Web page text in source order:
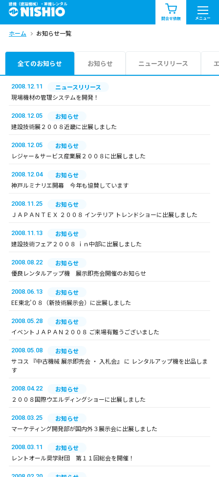
建機（建設機械）・重機レンタル
問合せ依頼 メニュー
商品一覧 お知らせ一覧
問合せ依頼リスト
エリア情報を見る
ホーム お知らせ一覧
全てのお知らせ お知らせ ニュースリリース
2008.12.11
ニュースリリース
現場機材の管理システムを開発！
2008.12.05
お知らせ
建設技術展２００８近畿に出展しました
2008.12.05
お知らせ
レジャー＆サービス産業展２００８に出展しました
2008.12.04
お知らせ
神戸ルミナリエ開幕 今年も協賛しています
2008.11.25
お知らせ
ＪＡＰＡＮＴＥＸ ２００８ インテリア トレンドショーに出展しました
2008.11.13
お知らせ
建設技術フェア２００８ ｉｎ中部に出展しました
2008.08.22
お知らせ
優良レンタルアップ機 展示即売会開催のお知らせ
2008.06.13
お知らせ
EE東北’０８（新技術展示会）に出展しました
2008.05.28
お知らせ
イベントＪＡＰＡＮ２００８ ご来場有難うございました
2008.05.08
お知らせ
サコス 『中古機械 展示即売会 ・ 入札会』 に レンタルアップ機を出品しま
す
2008.04.22
お知らせ
２００８国際ウエルディングショーに出展しました
2008.03.25
お知らせ
マーケティング開発部が国内外３展示会に出展しました
2008.03.11
お知らせ
レントオール奨学財団 第１１回総会を開催！